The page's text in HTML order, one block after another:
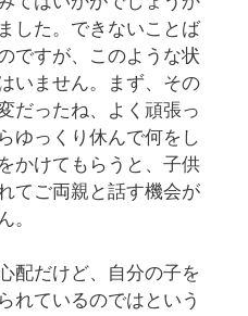
した。できないことば
ですが、このような状
いません。まず、その
だったね、よく頑張っ
ゆっくり休んで何をし
かけてもらうと、子供
てご両親と話す機会が
。
配だけど、自分の子を
れているのではという